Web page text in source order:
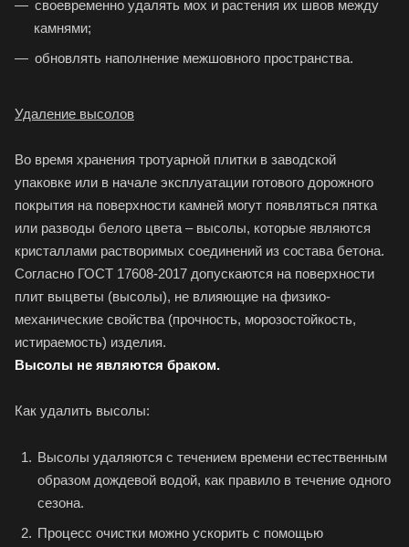
своевременно удалять мох и растения их швов между
камнями;
обновлять наполнение межшовного пространства.
Удаление высолов
Во время хранения тротуарной плитки в заводской
упаковке или в начале эксплуатации готового дорожного
покрытия на поверхности камней могут появляться пятка
или разводы белого цвета – высолы, которые являются
кристаллами растворимых соединений из состава бетона.
Согласно ГОСТ 17608-2017 допускаются на поверхности
плит выцветы (высолы), не влияющие на физико-
механические свойства (прочность, морозостойкость,
истираемость) изделия.
Высолы не являются браком.
Как удалить высолы:
Высолы удаляются с течением времени естественным
образом дождевой водой, как правило в течение одного
сезона.
Процесс очистки можно ускорить с помощью